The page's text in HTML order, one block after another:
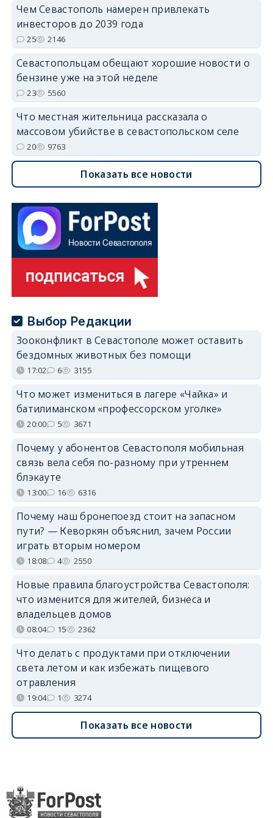
Чем Севастополь намерен привлекать
инвесторов до 2039 года
25 2146
Севастопольцам обещают хорошие новости о
бензине уже на этой неделе
23 5560
Что местная жительница рассказала о
массовом убийстве в севастопольском селе
20 9763
Показать все новости
Выбор Редакции
Зооконфликт в Севастополе может оставить
бездомных животных без помощи
17:02 6 3155
Что может измениться в лагере «Чайка» и
батилиманском «профессорском уголке»
20:00 5 3671
Почему у абонентов Севастополя мобильная
связь вела себя по-разному при утреннем
блэкауте
13:00 16 6316
Почему наш бронепоезд стоит на запасном
пути? — Кеворкян объяснил, зачем России
играть вторым номером
18:08 4 2550
Новые правила благоустройства Севастополя:
что изменится для жителей, бизнеса и
владельцев домов
08:04 15 2362
Что делать с продуктами при отключении
света летом и как избежать пищевого
отравления
19:04 1 3274
Показать все новости